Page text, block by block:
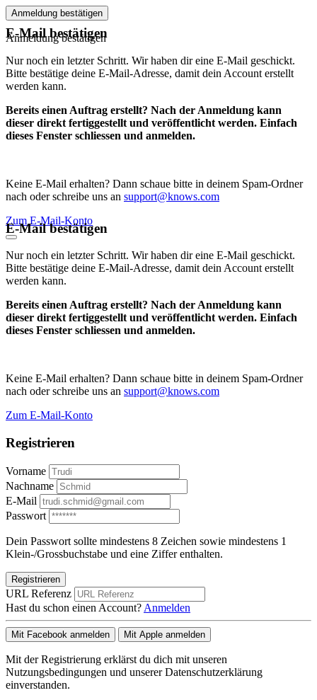
Anmeldung bestätigen
Anmeldung bestätigen
E-Mail bestätigen
Nur noch ein letzter Schritt. Wir haben dir eine E-Mail geschickt.
Bitte bestätige deine E-Mail-Adresse, damit dein Account erstellt
werden kann.
Bereits einen Auftrag erstellt? Nach der Anmeldung kann
dieser direkt fertiggestellt und veröffentlicht werden. Einfach
dieses Fenster schliessen und anmelden.
Keine E-Mail erhalten? Dann schaue bitte in deinem Spam-Ordner
nach oder schreibe uns an support@knows.com
Zum E-Mail-Konto
E-Mail bestätigen
Nur noch ein letzter Schritt. Wir haben dir eine E-Mail geschickt.
Bitte bestätige deine E-Mail-Adresse, damit dein Account erstellt
werden kann.
Bereits einen Auftrag erstellt? Nach der Anmeldung kann
dieser direkt fertiggestellt und veröffentlicht werden. Einfach
dieses Fenster schliessen und anmelden.
Keine E-Mail erhalten? Dann schaue bitte in deinem Spam-Ordner
nach oder schreibe uns an support@knows.com
Zum E-Mail-Konto
Registrieren
Vorname
Nachname
E-Mail
Passwort
Dein Passwort sollte mindestens 8 Zeichen sowie mindestens 1
Klein-/Grossbuchstabe und eine Ziffer enthalten.
Registrieren
URL Referenz
Hast du schon einen Account? Anmelden
Mit Facebook anmelden Mit Apple anmelden
Mit der Registrierung erklärst du dich mit unseren
Nutzungsbedingungen und unserer Datenschutzerklärung
einverstanden.